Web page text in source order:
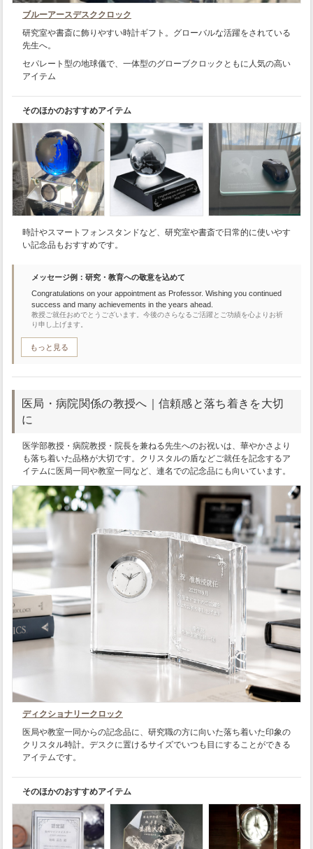
ブルーアースデスククロック
研究室や書斎に飾りやすい時計ギフト。グローバルな活躍をされている
先生へ。
セパレート型の地球儀で、一体型のグローブクロックともに人気の高い
アイテム
そのほかのおすすめアイテム
時計やスマートフォンスタンドなど、研究室や書斎で日常的に使いやす
い記念品もおすすめです。
メッセージ例：研究・教育への敬意を込めて
Congratulations on your appointment as Professor. Wishing you continued
success and many achievements in the years ahead.
教授ご就任おめでとうございます。今後のさらなるご活躍とご功績を心よりお祈
り申し上げます。
もっと見る
医局・病院関係の教授へ｜信頼感と落ち着きを大切
に
医学部教授・病院教授・院長を兼ねる先生へのお祝いは、華やかさより
も落ち着いた品格が大切です。クリスタルの盾などご就任を記念するア
イテムに医局一同や教室一同など、連名での記念品にも向いています。
ディクショナリークロック
医局や教室一同からの記念品に、研究職の方に向いた落ち着いた印象の
クリスタル時計。デスクに置けるサイズでいつも目にすることができる
アイテムです。
そのほかのおすすめアイテム